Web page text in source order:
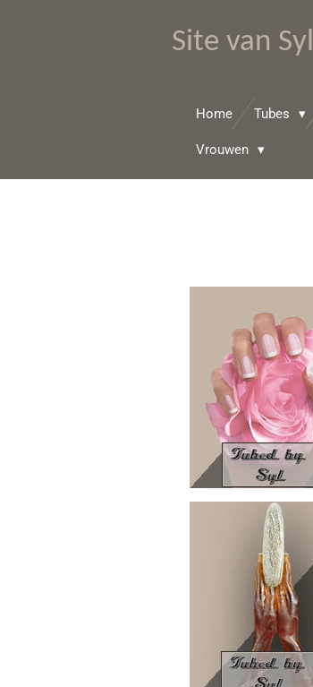
Site van Syl
Home Tubes
Vrouwen